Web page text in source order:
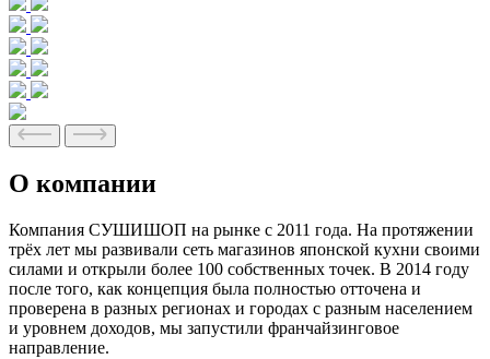
О компании
Компания СУШИШОП на рынке с 2011 года. На протяжении
трёх лет мы развивали сеть магазинов японской кухни своими
силами и открыли более 100 собственных точек. В 2014 году
после того, как концепция была полностью отточена и
проверена в разных регионах и городах с разным населением
и уровнем доходов, мы запустили франчайзинговое
направление.